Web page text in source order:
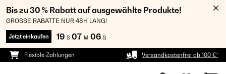
Bis zu 30 % Rabatt auf ausgewählte Produkte!
GROSSE RABATTE NUR 48H LANG!
Jetzt einkaufen 19 S 07 M 06 S
Flexible Zahlungen Versandkostenfrei ab 100 €*